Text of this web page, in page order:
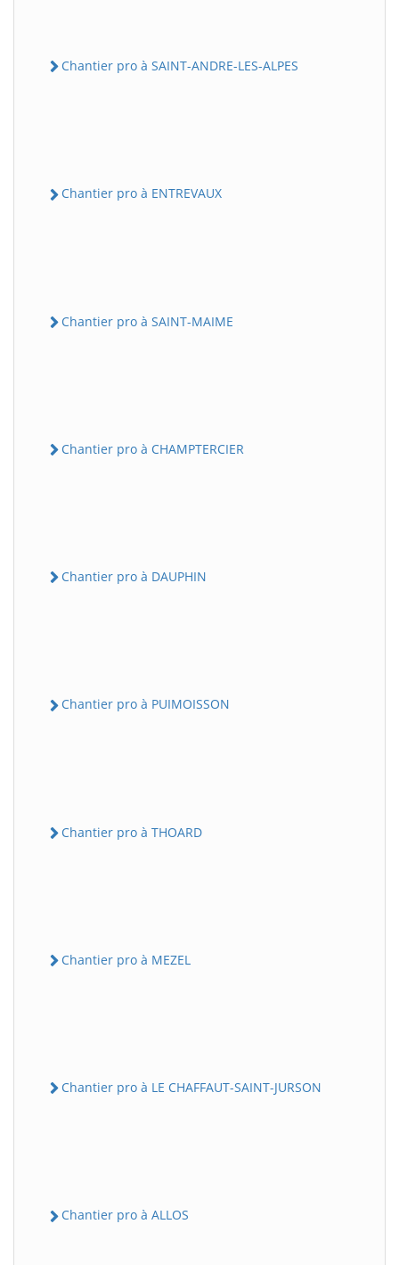
Chantier pro à SAINT-ANDRE-LES-ALPES
Chantier pro à ENTREVAUX
Chantier pro à SAINT-MAIME
Chantier pro à CHAMPTERCIER
Chantier pro à DAUPHIN
Chantier pro à PUIMOISSON
Chantier pro à THOARD
Chantier pro à MEZEL
Chantier pro à LE CHAFFAUT-SAINT-JURSON
Chantier pro à ALLOS